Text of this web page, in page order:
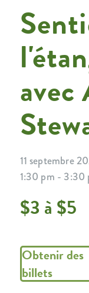
avec
11 septembre
1:30 pm - 3:30
$3 à $5
Obtenir des
billets